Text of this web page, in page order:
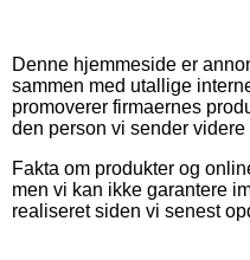
Denne hjemmeside er
sammen med utallige
promoverer firmaernes
den person vi sender
Fakta om produkter og
men vi kan ikke garantere
realiseret siden vi senest